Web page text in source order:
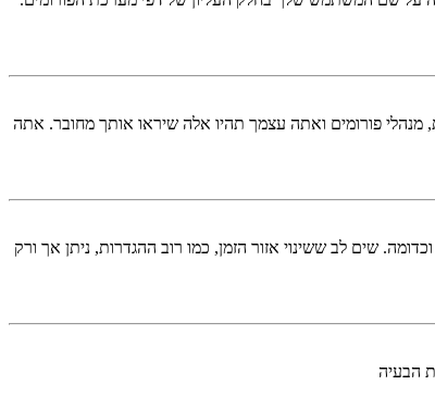
מנהלי פורומים ואתה עצמך תהיו אלה שיראו אותך מחובר. אתה
שים לב ששינוי אזור הזמן, כמו רוב ההגדרות, ניתן אך ורק
הבעיה